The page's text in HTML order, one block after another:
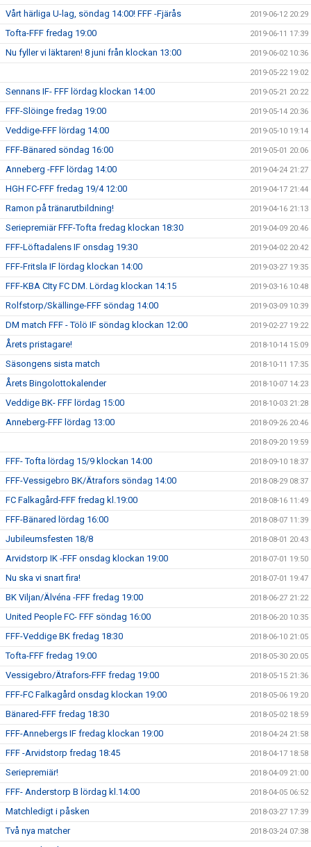
Vårt härliga U-lag, söndag 14:00! FFF -Fjärås 2019-06-12 20:29
Tofta-FFF fredag 19:00 2019-06-11 17:39
Nu fyller vi läktaren! 8 juni från klockan 13:00 2019-06-02 10:36
2019-05-22 19:02
Sennans IF- FFF lördag klockan 14:00 2019-05-21 20:22
FFF-Slöinge fredag 19:00 2019-05-14 20:36
Veddige-FFF lördag 14:00 2019-05-10 19:14
FFF-Bänared söndag 16:00 2019-05-01 20:06
Anneberg -FFF lördag 14:00 2019-04-24 21:27
HGH FC-FFF fredag 19/4 12:00 2019-04-17 21:44
Ramon på tränarutbildning! 2019-04-16 21:13
Seriepremiär FFF-Tofta fredag klockan 18:30 2019-04-09 20:46
FFF-Löftadalens IF onsdag 19:30 2019-04-02 20:42
FFF-Fritsla IF lördag klockan 14:00 2019-03-27 19:35
FFF-KBA CIty FC DM. Lördag klockan 14:15 2019-03-16 10:48
Rolfstorp/Skällinge-FFF söndag 14:00 2019-03-09 10:39
DM match FFF - Tölö IF söndag klockan 12:00 2019-02-27 19:22
Årets pristagare! 2018-10-14 15:09
Säsongens sista match 2018-10-11 17:35
Årets Bingolottokalender 2018-10-07 14:23
Veddige BK- FFF lördag 15:00 2018-10-03 21:28
Anneberg-FFF lördag 13:00 2018-09-26 20:46
2018-09-20 19:59
FFF- Tofta lördag 15/9 klockan 14:00 2018-09-10 18:37
FFF-Vessigebro BK/Ätrafors söndag 14:00 2018-08-29 08:37
FC Falkagård-FFF fredag kl.19:00 2018-08-16 11:49
FFF-Bänared lördag 16:00 2018-08-07 11:39
Jubileumsfesten 18/8 2018-08-01 20:43
Arvidstorp IK -FFF onsdag klockan 19:00 2018-07-01 19:50
Nu ska vi snart fira! 2018-07-01 19:47
BK Viljan/Älvéna -FFF fredag 19:00 2018-06-27 21:22
United People FC- FFF söndag 16:00 2018-06-20 10:35
FFF-Veddige BK fredag 18:30 2018-06-10 21:05
Tofta-FFF fredag 19:00 2018-05-30 20:05
Vessigebro/Ätrafors-FFF fredag 19:00 2018-05-15 21:36
FFF-FC Falkagård onsdag klockan 19:00 2018-05-06 19:20
Bänared-FFF fredag 18:30 2018-05-02 18:59
FFF-Annebergs IF fredag klockan 19:00 2018-04-24 21:58
FFF -Arvidstorp fredag 18:45 2018-04-17 18:58
Seriepremiär! 2018-04-09 21:00
FFF- Anderstorp B lördag kl.14:00 2018-04-05 06:52
Matchledigt i påsken 2018-03-27 17:39
Två nya matcher 2018-03-24 07:38